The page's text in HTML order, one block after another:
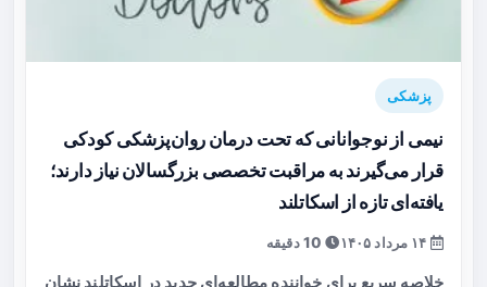
پزشکی
نیمی از نوجوانانی که تحت درمان روان‌پزشکی کودکی
قرار می‌گیرند به مراقبت تخصصی بزرگسالان نیاز دارند؛
یافته‌ای تازه از اسکاتلند
10 دقیقه